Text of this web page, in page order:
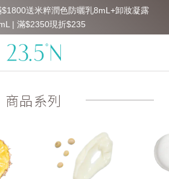
商品系列
送米粹潤色防曬乳8mL+卸妝凝露
| 滿$2350現折$235